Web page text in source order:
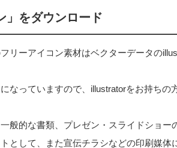
」をダウンロード
フリーアイコン素材はベクターデータの
なっていますので、illustratorをお持ちの
般的な書類、プレゼン・スライドショー
として、また宣伝チラシなどの印刷媒